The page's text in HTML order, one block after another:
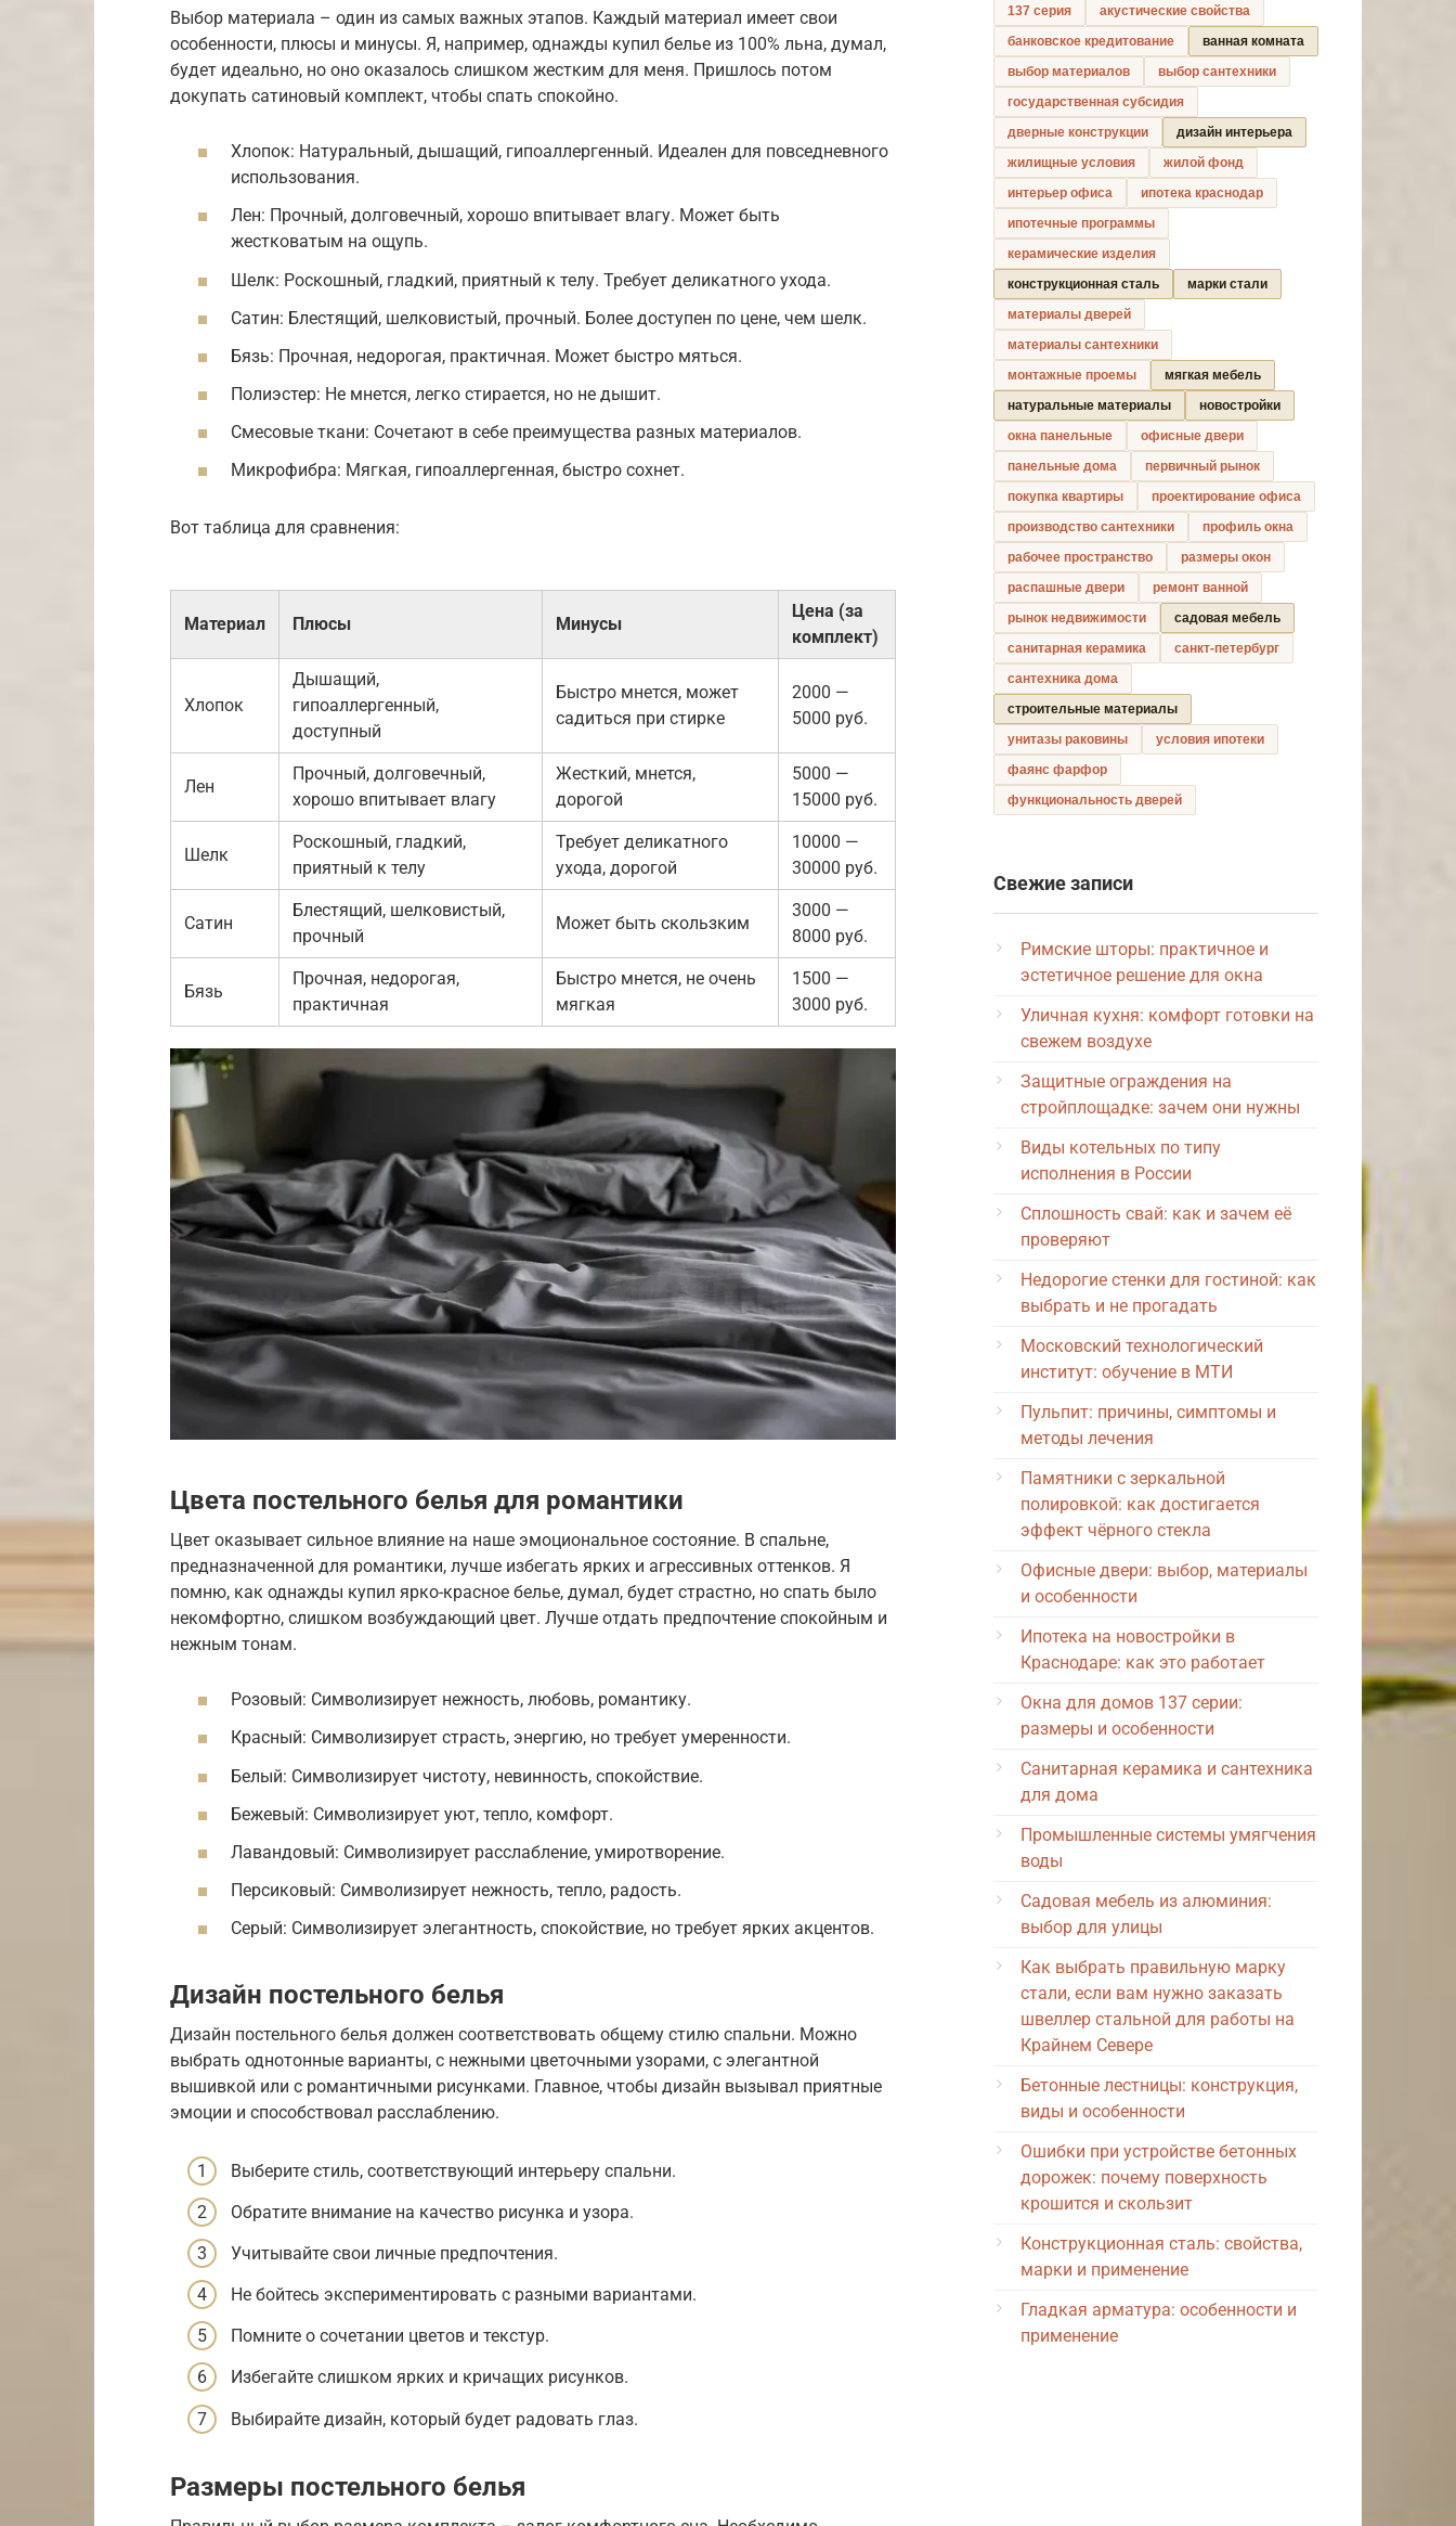
Выбор материала – один из самых важных этапов. Каждый материал имеет свои
особенности, плюсы и минусы. Я, например, однажды купил белье из 100% льна, думал,
будет идеально, но оно оказалось слишком жестким для меня. Пришлось потом
докупать сатиновый комплект, чтобы спать спокойно.
Хлопок: Натуральный, дышащий, гипоаллергенный. Идеален для повседневного
использования.
Лен: Прочный, долговечный, хорошо впитывает влагу. Может быть
жестковатым на ощупь.
Шелк: Роскошный, гладкий, приятный к телу. Требует деликатного ухода.
Сатин: Блестящий, шелковистый, прочный. Более доступен по цене, чем шелк.
Бязь: Прочная, недорогая, практичная. Может быстро мяться.
Полиэстер: Не мнется, легко стирается, но не дышит.
Смесовые ткани: Сочетают в себе преимущества разных материалов.
Микрофибра: Мягкая, гипоаллергенная, быстро сохнет.
Вот таблица для сравнения:
Материал Плюсы Минусы
Цена (за
комплект)
Хлопок
Дышащий,
гипоаллергенный,
доступный
Быстро мнется, может
садиться при стирке
2000 —
5000 руб.
Лен
Прочный, долговечный,
хорошо впитывает влагу
Жесткий, мнется,
дорогой
5000 —
15000 руб.
Шелк
Роскошный, гладкий,
приятный к телу
Требует деликатного
ухода, дорогой
10000 —
30000 руб.
Сатин
Блестящий, шелковистый,
прочный
Может быть скользким
3000 —
8000 руб.
Бязь
Прочная, недорогая,
практичная
Быстро мнется, не очень
мягкая
1500 —
3000 руб.
Цвета постельного белья для романтики
Цвет оказывает сильное влияние на наше эмоциональное состояние. В спальне,
предназначенной для романтики, лучше избегать ярких и агрессивных оттенков. Я
помню, как однажды купил ярко-красное белье, думал, будет страстно, но спать было
некомфортно, слишком возбуждающий цвет. Лучше отдать предпочтение спокойным и
нежным тонам.
Розовый: Символизирует нежность, любовь, романтику.
Красный: Символизирует страсть, энергию, но требует умеренности.
Белый: Символизирует чистоту, невинность, спокойствие.
Бежевый: Символизирует уют, тепло, комфорт.
Лавандовый: Символизирует расслабление, умиротворение.
Персиковый: Символизирует нежность, тепло, радость.
Серый: Символизирует элегантность, спокойствие, но требует ярких акцентов.
Дизайн постельного белья
Дизайн постельного белья должен соответствовать общему стилю спальни. Можно
выбрать однотонные варианты, с нежными цветочными узорами, с элегантной
вышивкой или с романтичными рисунками. Главное, чтобы дизайн вызывал приятные
эмоции и способствовал расслаблению.
Выберите стиль, соответствующий интерьеру спальни.
Обратите внимание на качество рисунка и узора.
Учитывайте свои личные предпочтения.
Не бойтесь экспериментировать с разными вариантами.
Помните о сочетании цветов и текстур.
Избегайте слишком ярких и кричащих рисунков.
Выбирайте дизайн, который будет радовать глаз.
Размеры постельного белья
137 серия
акустические свойства
банковское кредитование
ванная комната
выбор материалов
выбор сантехники
государственная субсидия
дверные конструкции
дизайн интерьера
жилищные условия
жилой фонд
интерьер офиса
ипотека краснодар
ипотечные программы
керамические изделия
конструкционная сталь
марки стали
материалы дверей
материалы сантехники
монтажные проемы
мягкая мебель
натуральные материалы
новостройки
окна панельные
офисные двери
панельные дома
первичный рынок
покупка квартиры
проектирование офиса
производство сантехники
профиль окна
рабочее пространство
размеры окон
распашные двери
ремонт ванной
рынок недвижимости
садовая мебель
санитарная керамика
санкт-петербург
сантехника дома
строительные материалы
унитазы раковины
условия ипотеки
фаянс фарфор
функциональность дверей
Свежие записи
Римские шторы: практичное и
эстетичное решение для окна
Уличная кухня: комфорт готовки на
свежем воздухе
Защитные ограждения на
стройплощадке: зачем они нужны
Виды котельных по типу
исполнения в России
Сплошность свай: как и зачем её
проверяют
Недорогие стенки для гостиной: как
выбрать и не прогадать
Московский технологический
институт: обучение в МТИ
Пульпит: причины, симптомы и
методы лечения
Памятники с зеркальной
полировкой: как достигается
эффект чёрного стекла
Офисные двери: выбор, материалы
и особенности
Ипотека на новостройки в
Краснодаре: как это работает
Окна для домов 137 серии:
размеры и особенности
Санитарная керамика и сантехника
для дома
Промышленные системы умягчения
воды
Садовая мебель из алюминия:
выбор для улицы
Как выбрать правильную марку
стали, если вам нужно заказать
швеллер стальной для работы на
Крайнем Севере
Бетонные лестницы: конструкция,
виды и особенности
Ошибки при устройстве бетонных
дорожек: почему поверхность
крошится и скользит
Конструкционная сталь: свойства,
марки и применение
Гладкая арматура: особенности и
применение